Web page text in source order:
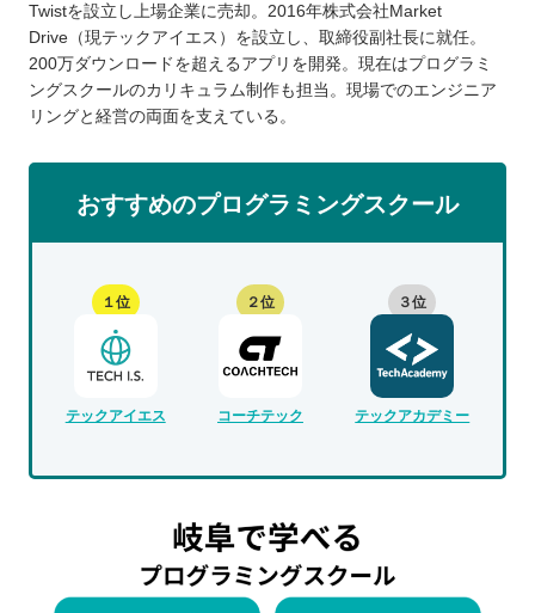
Twistを設立し上場企業に売却。2016年株式会社Market
Drive（現テックアイエス）を設立し、取締役副社長に就任。
200万ダウンロードを超えるアプリを開発。現在はプログラミ
ングスクールのカリキュラム制作も担当。現場でのエンジニア
リングと経営の両面を支えている。
おすすめのプログラミングスクール
１位
テックアイエス
２位
コーチテック
３位
テックアカデミー